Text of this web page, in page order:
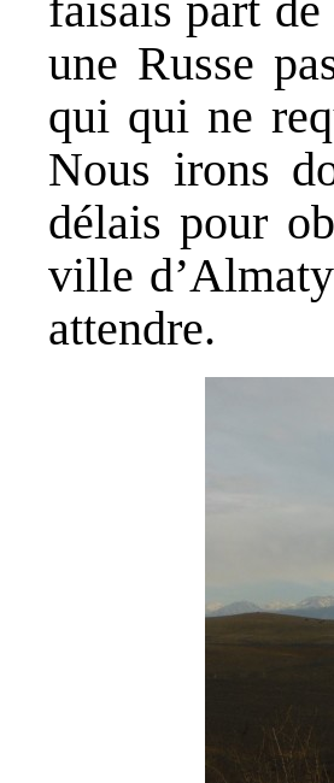
une Russe
qui qui ne
Nous irons
délais pour
ville
attendre.